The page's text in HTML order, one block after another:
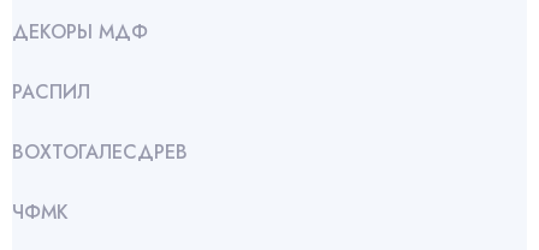
ДЕКОРЫ МДФ
РАСПИЛ
ВОХТОГАЛЕСДРЕВ
ЧФМК